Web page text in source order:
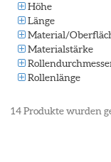
Höhe
Länge
Material/
Materialstärke
Rollenlänge
14Produkte wurden